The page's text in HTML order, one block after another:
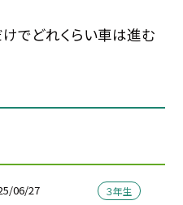
でどれくらい車は進む
06/27 ３年生